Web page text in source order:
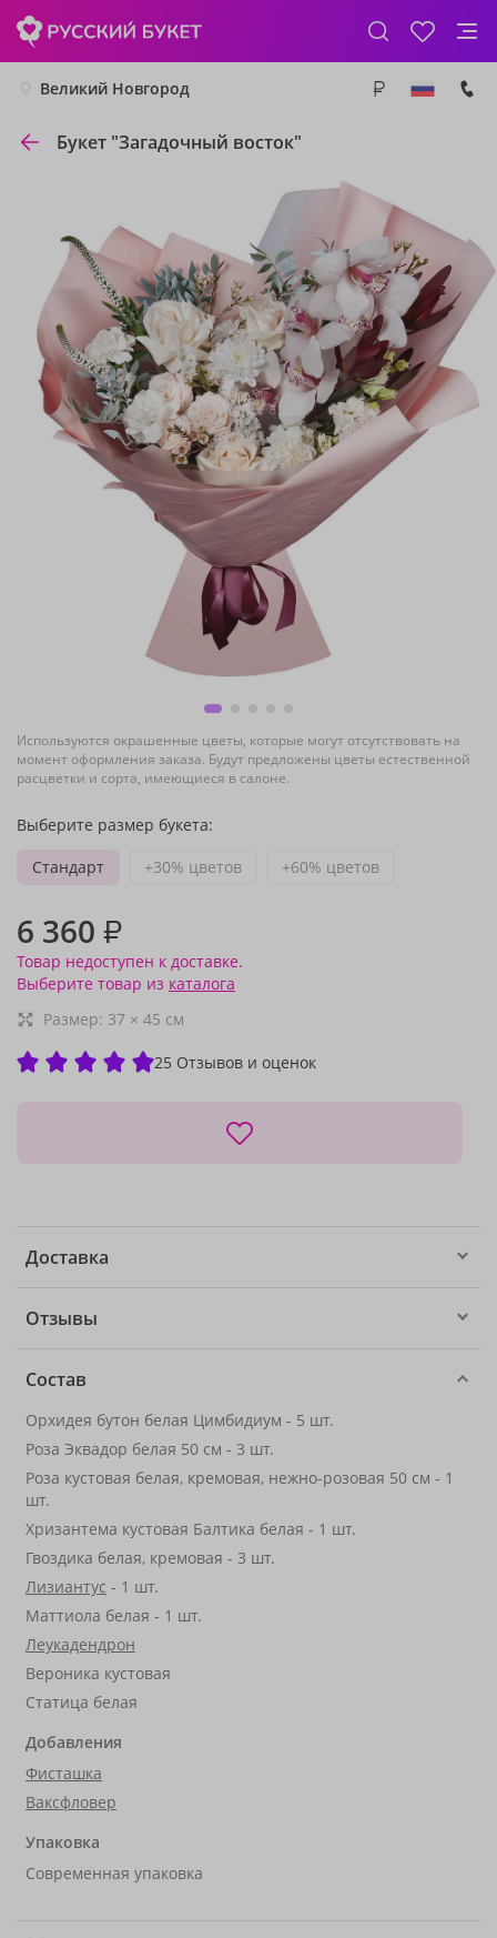
Великий Новгород
Букет "Загадочный восток"
Используются окрашенные цветы, которые могут отсутствовать на
момент оформления заказа. Будут предложены цветы естественной
расцветки и сорта, имеющиеся в салоне.
Выберите размер букета:
Стандарт
+30% цветов +60% цветов
6 360 ₽
Товар недоступен к доставке.
Выберите товар из каталога
Размер: 37 × 45 см
25 Отзывов и оценок
Доставка
Отзывы
Состав
Орхидея бутон белая Цимбидиум - 5 шт.
Роза Эквадор белая 50 см - 3 шт.
Роза кустовая белая, кремовая, нежно-розовая 50 см - 1
шт.
Хризантема кустовая Балтика белая - 1 шт.
Гвоздика белая, кремовая - 3 шт.
Лизиантус - 1 шт.
Маттиола белая - 1 шт.
Леукадендрон
Вероника кустовая
Статица белая
Добавления
Фисташка
Ваксфловер
Упаковка
Современная упаковка